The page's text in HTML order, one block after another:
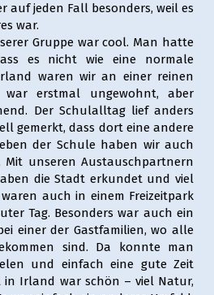
auf jeden Fall besonders, weil es
war.
Gruppe war cool. Man hatte
es nicht wie eine normale
waren wir an einer reinen
war erstmal ungewohnt, aber
Der Schulalltag lief anders
gemerkt, dass dort eine andere
der Schule haben wir auch
Mit unseren Austauschpartnern
die Stadt erkundet und viel
auch in einem Freizeitpark
Tag. Besonders war auch ein
einer der Gastfamilien, wo alle
sind. Da konnte man
und einfach eine gute Zeit
in Irland war schön – viel Natur,